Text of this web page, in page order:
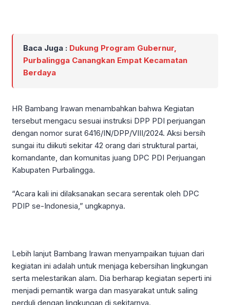
Baca Juga : Dukung Program Gubernur,
Purbalingga Canangkan Empat Kecamatan
Berdaya
HR Bambang Irawan menambahkan bahwa Kegiatan
tersebut mengacu sesuai instruksi DPP PDI perjuangan
dengan nomor surat 6416/IN/DPP/VIII/2024. Aksi bersih
sungai itu diikuti sekitar 42 orang dari struktural partai,
komandante, dan komunitas juang DPC PDI Perjuangan
Kabupaten Purbalingga.
“Acara kali ini dilaksanakan secara serentak oleh DPC
PDIP se-Indonesia,” ungkapnya.
Lebih lanjut Bambang Irawan menyampaikan tujuan dari
kegiatan ini adalah untuk menjaga kebersihan lingkungan
serta melestarikan alam. Dia berharap kegiatan seperti ini
menjadi pemantik warga dan masyarakat untuk saling
perduli dengan lingkungan di sekitarnya.